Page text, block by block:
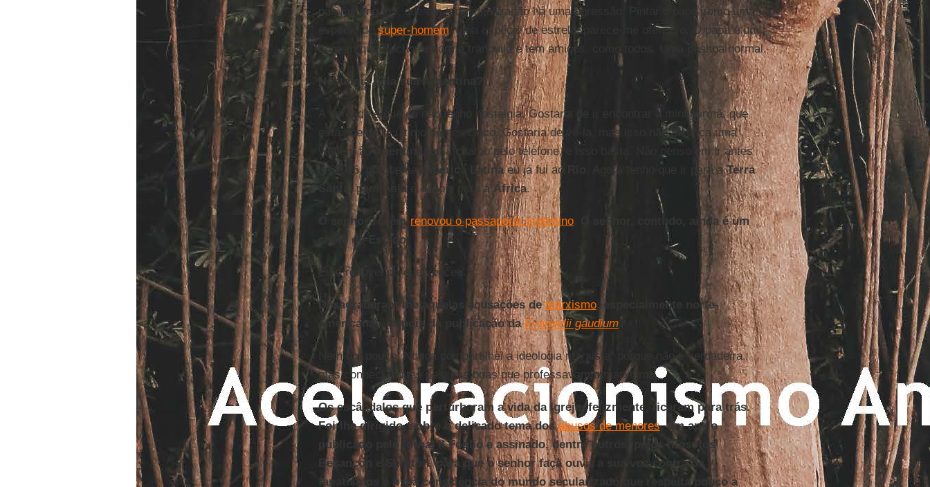
não me engano, que em toda idealização há uma agressão. Pintar o papa como uma
espécie de super-homem, uma espécie de estrela, parece-me ofensivo. O papa é um
homem que ri, chora, dorme tranquilo e tem amigos, como todos. Uma pessoa normal.
Nostalgia pela sua Argentina?
A verdade é que eu não tenho nostalgia. Gostaria de ir encontrar a minha irmã, que
está doente, a último de nós cinco. Gostaria de vê-la, mas isso não justifica uma
viagem à
Argentina : eu a chamo pelo telefone, e isso basta. Não penso em ir antes
de 2016, porque na
América Latinaeu já fui ao . Agora tenho que ir para aTerra
Santa
, para Ásiae depois para a África.
O senhor recém- renovou o passaporte argentino. O senhor, contudo, ainda é um
chefe de Estado.
Eu o renovei porque venceu.
Desagradaram-lhe aquelas acusações demarxismo, especialmente norte-
americanas, depois da publicação daEvangelii gaudium?
Nem um pouco. Nunca compartilhei a ideologia marxista, porque não é verdadeira,
mas conheci muitas pessoas boas que professavam o marxismo.
Os escândalos que perturbaram a vida da Igreja, felizmente, ficaram para trás.
Foi-lhe dirigido, sobre o delicado tema dosabusos de menores, um apelo
publicado pelo jornal Il Foglio e assinado, dentre outros, pelos filósofos
Besançon e Scruton, para que o senhor faça ouvir a sua voz contra os
fanatismos e a má consciência do mundo secularizado que respeita pouco a